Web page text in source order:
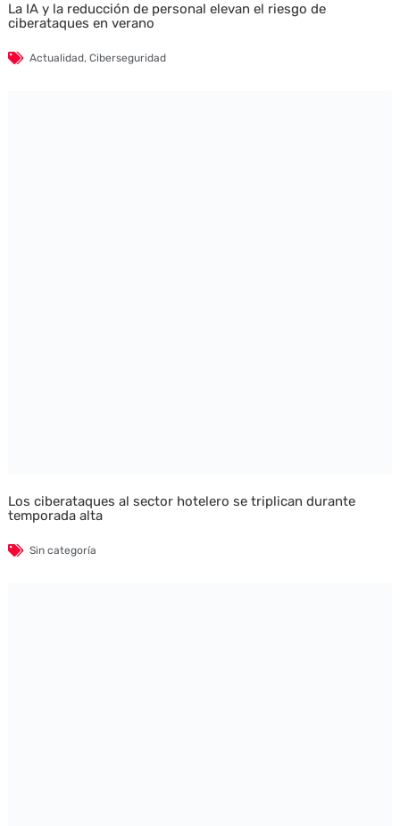
La IA y la reducción de personal elevan el riesgo de
ciberataques en verano
Actualidad, Ciberseguridad
Los ciberataques al sector hotelero se triplican durante
temporada alta
Sin categoría